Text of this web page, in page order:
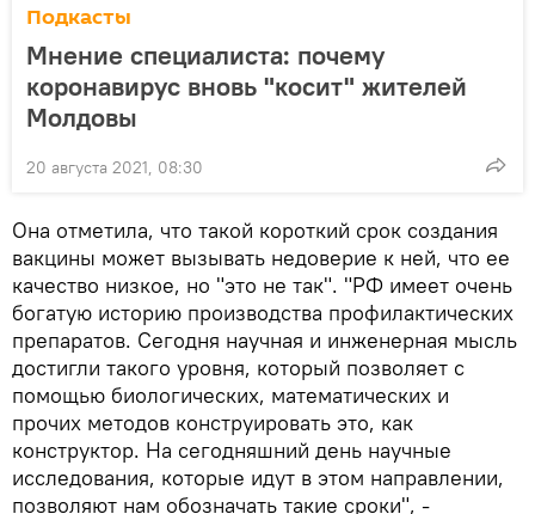
Подкасты
Мнение специалиста: почему
коронавирус вновь "косит" жителей
Молдовы
20 августа 2021, 08:30
Она отметила, что такой короткий срок создания
вакцины может вызывать недоверие к ней, что ее
качество низкое, но "это не так". "РФ имеет очень
богатую историю производства профилактических
препаратов. Сегодня научная и инженерная мысль
достигли такого уровня, который позволяет с
помощью биологических, математических и
прочих методов конструировать это, как
конструктор. На сегодняшний день научные
исследования, которые идут в этом направлении,
позволяют нам обозначать такие сроки", -